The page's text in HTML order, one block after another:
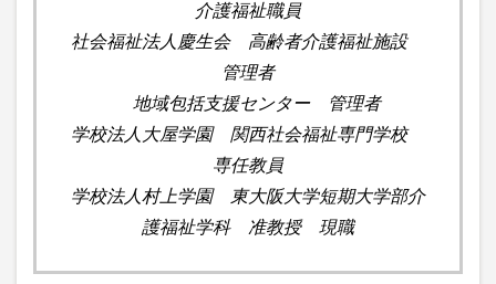
介護福祉職員
社会福祉法人慶生会 高齢者介護福祉施設
管理者
地域包括支援センター 管理者
学校法人大屋学園 関西社会福祉専門学校
専任教員
学校法人村上学園 東大阪大学短期大学部介
護福祉学科 准教授 現職